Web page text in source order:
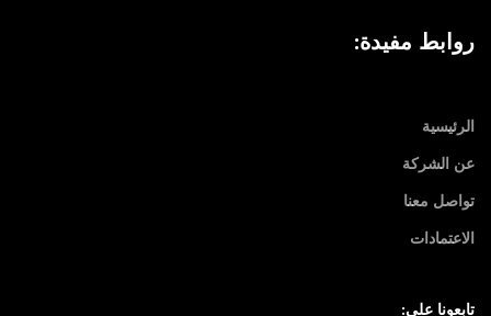
روابط مفيدة:
الرئيسية
عن الشركة
تواصل معنا
الاعتمادات
تابعونا علي: